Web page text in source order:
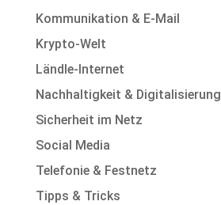
Kommunikation & E-Mail
Krypto-Welt
Ländle-Internet
Nachhaltigkeit & Digitalisierung
Sicherheit im Netz
Social Media
Telefonie & Festnetz
Tipps & Tricks